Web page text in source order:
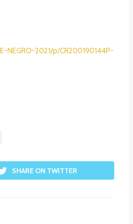
NEGRO-2021/p/CR200190144P-
SHARE ON TWITTER